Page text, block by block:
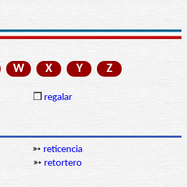
W X Y Z
❒ regalar
➳ reticencia
➳ retortero